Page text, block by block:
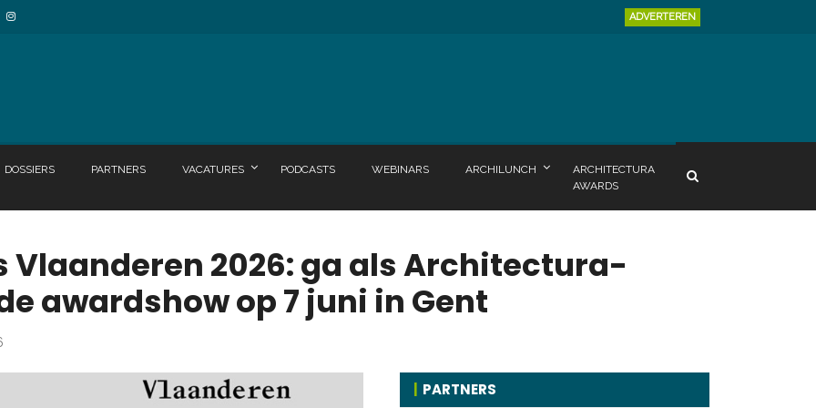
ADVERTEREN
DOSSIERS PARTNERS VACATURES PODCASTS WEBINARS ARCHILUNCH
ARCHITECTURA
AWARDS
2026: ga als Architectura-
awardshow op 7 juni in Gent
PARTNERS